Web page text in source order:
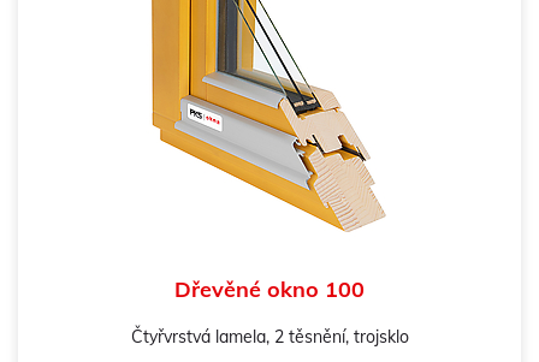
Dřevěné okno 100
Čtyřvrstvá lamela, 2 těsnění, trojsklo